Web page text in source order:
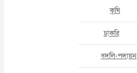
কৃষি
চাকরি
বদলি-পদায়ন